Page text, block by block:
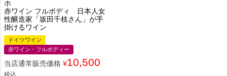
ホ
赤ワイン フルボディ 日本人女
性醸造家「坂田千枝さん」が手
掛けるワイン
ドイツワイン
赤ワイン・フルボディー
当店通常販売価格 ¥10,500